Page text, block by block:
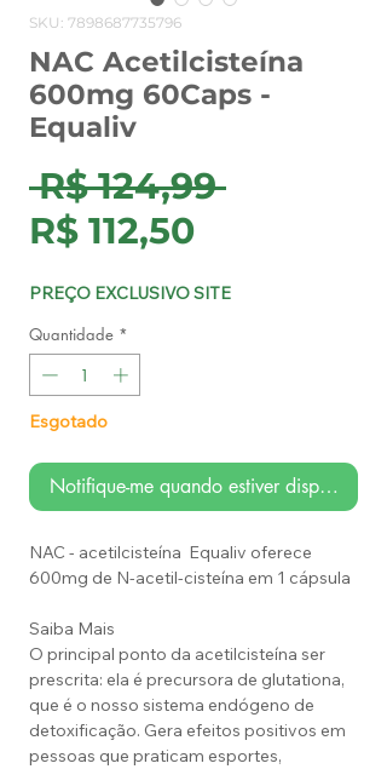
SKU: 7898687735796
NAC Acetilcisteína
600mg 60Caps -
Equaliv
R$ 124,99 Preço
R$ 112,50Preço
PREÇO EXCLUSIVO SITE
Quantidade *
Esgotado
Notifique-me quando estiver disponível
NAC - acetilcisteína Equaliv oferece
600mg de N-acetil-cisteína em 1 cápsula
Saiba Mais
O principal ponto da acetilcisteína ser
prescrita: ela é precursora de glutationa,
que é o nosso sistema endógeno de
detoxificação. Gera efeitos positivos em
pessoas que praticam esportes,